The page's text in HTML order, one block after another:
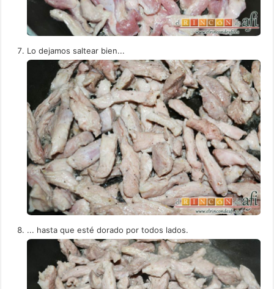
Lo dejamos saltear bien...
... hasta que esté dorado por todos lados.